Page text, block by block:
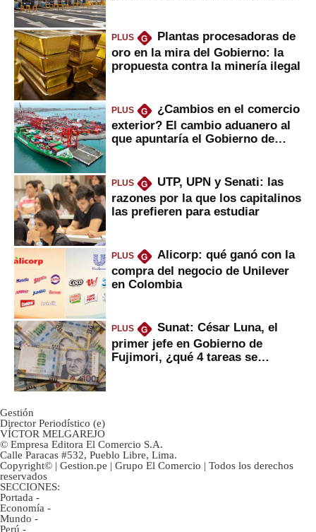
PLUS G
Plantas procesadoras de
oro en la mira del Gobierno: la
propuesta contra la minería ilegal
PLUS G
¿Cambios en el comercio
exterior? El cambio aduanero al
que apuntaría el Gobierno de
PLUS G
UTP, UPN y Senati: las
razones por la que los capitalinos
las prefieren para estudiar
PLUS G
Alicorp: qué ganó con la
compra del negocio de Unilever
en Colombia
PLUS G
Sunat: César Luna, el
primer jefe en Gobierno de
Fujimori, ¿qué 4 tareas se
Gestión
Director Periodístico (e)
VÍCTOR MELGAREJO
© Empresa Editora El Comercio S.A.
Calle Paracas #532, Pueblo Libre, Lima.
Copyright© | Gestion.pe | Grupo El Comercio | Todos los derechos
reservados
SECCIONES:
Portada -
Economía -
Mundo -
Perú -